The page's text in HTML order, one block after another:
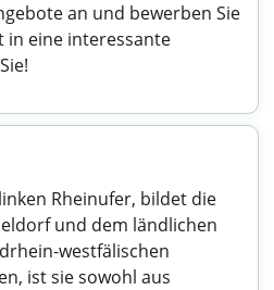
an und bewerben Sie
in eine interessante
Rheinufer, bildet die
und dem ländlichen
westfälischen
ist sie sowohl aus